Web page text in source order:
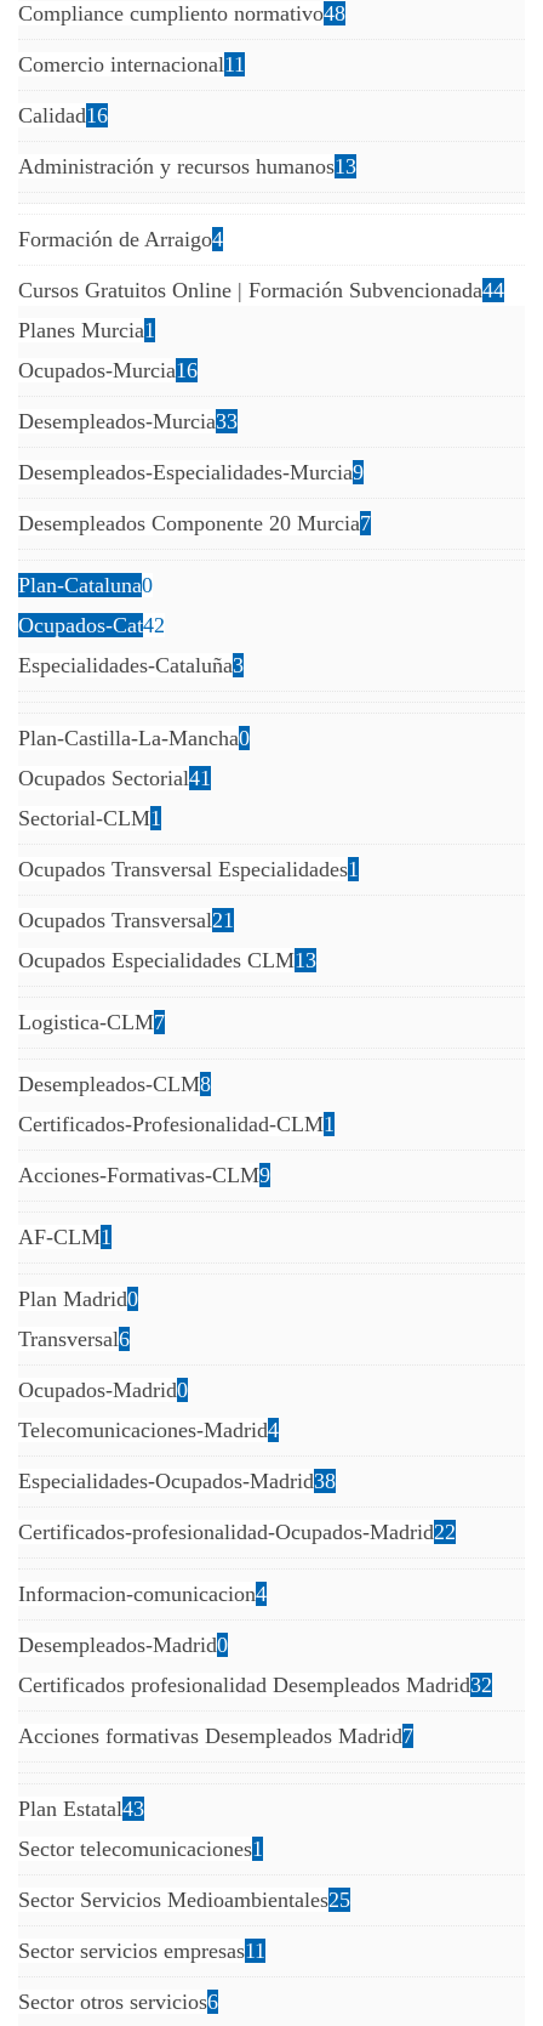
Compliance cumpliento normativo48
Comercio internacional11
Calidad16
Administración y recursos humanos13
Formación de Arraigo4
Cursos Gratuitos Online | Formación Subvencionada44
Planes Murcia1
Ocupados-Murcia16
Desempleados-Murcia33
Desempleados-Especialidades-Murcia9
Desempleados Componente 20 Murcia7
Plan-Cataluna0
Ocupados-Cat42
Especialidades-Cataluña3
Plan-Castilla-La-Mancha0
Ocupados Sectorial41
Sectorial-CLM1
Ocupados Transversal Especialidades1
Ocupados Transversal21
Ocupados Especialidades CLM13
Logistica-CLM7
Desempleados-CLM8
Certificados-Profesionalidad-CLM1
Acciones-Formativas-CLM9
AF-CLM1
Plan Madrid0
Transversal6
Ocupados-Madrid0
Telecomunicaciones-Madrid4
Especialidades-Ocupados-Madrid38
Certificados-profesionalidad-Ocupados-Madrid22
Informacion-comunicacion4
Desempleados-Madrid0
Certificados profesionalidad Desempleados Madrid32
Acciones formativas Desempleados Madrid7
Plan Estatal43
Sector telecomunicaciones1
Sector Servicios Medioambientales25
Sector servicios empresas11
Sector otros servicios6